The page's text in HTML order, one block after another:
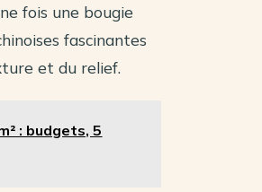
fois une bougie
fascinantes
et du relief.
: budgets, 5